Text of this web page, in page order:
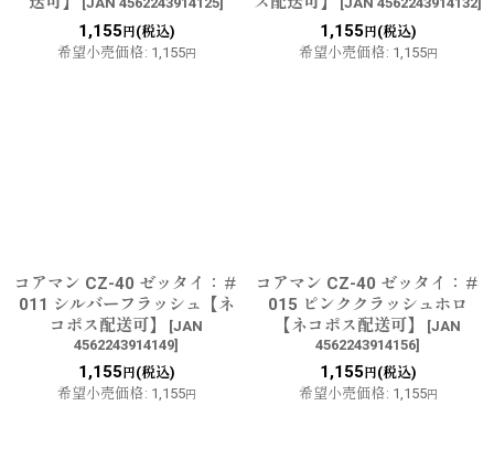
1,155 円(税込)
希望小売価格: 1,155円
1,155 円(税込)
希望小売価格: 1,155円
コアマン CZ-40 ゼッタイ：＃
011 シルバーフラッシュ【ネ
コポス配送可】
[JAN
4562243914149]
1,155 円(税込)
希望小売価格: 1,155円
コアマン CZ-40 ゼッタイ：＃
015 ピンククラッシュホロ
【ネコポス配送可】
[JAN
4562243914156]
1,155 円(税込)
希望小売価格: 1,155円